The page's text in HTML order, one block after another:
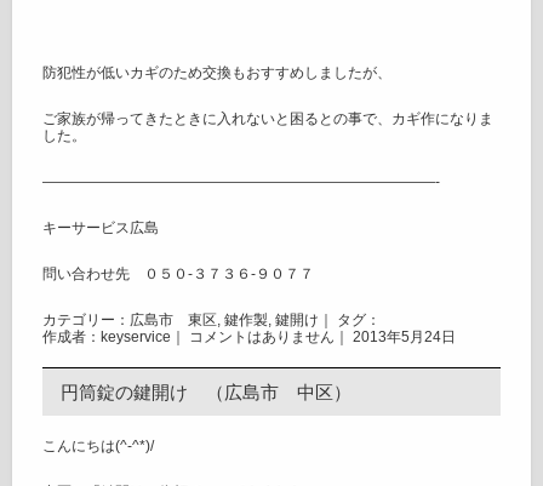
防犯性が低いカギのため交換もおすすめしましたが、
ご家族が帰ってきたときに入れないと困るとの事で、カギ作になりま
した。
———————————————————————————-
キーサービス広島
問い合わせ先 ０５０-３７３６-９０７７
カテゴリー： 広島市 東区, 鍵作製, 鍵開け ｜ タグ：
作成者：keyservice｜ コメントはありません ｜ 2013年5月24日
円筒錠の鍵開け （広島市 中区）
こんにちは(^-^*)/